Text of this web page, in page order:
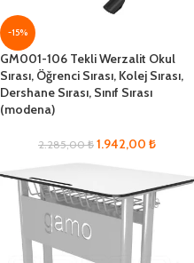
-15%
GM001-106 Tekli Werzalit Okul
Sırası, Öğrenci Sırası, Kolej Sırası,
Dershane Sırası, Sınıf Sırası
(modena)
2.285,00₺ 1.942,00 ₺